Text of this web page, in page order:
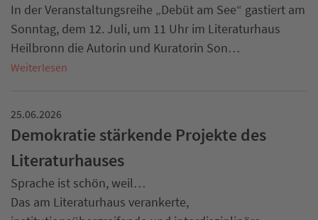
In der Veranstaltungsreihe „Debüt am See“ gastiert am
Sonntag, dem 12. Juli, um 11 Uhr im Literaturhaus
Heilbronn die Autorin und Kuratorin Son…
Weiterlesen
25.06.2026
Demokratie stärkende Projekte des
Literaturhauses
Sprache ist schön, weil…
Das am Literaturhaus verankerte,